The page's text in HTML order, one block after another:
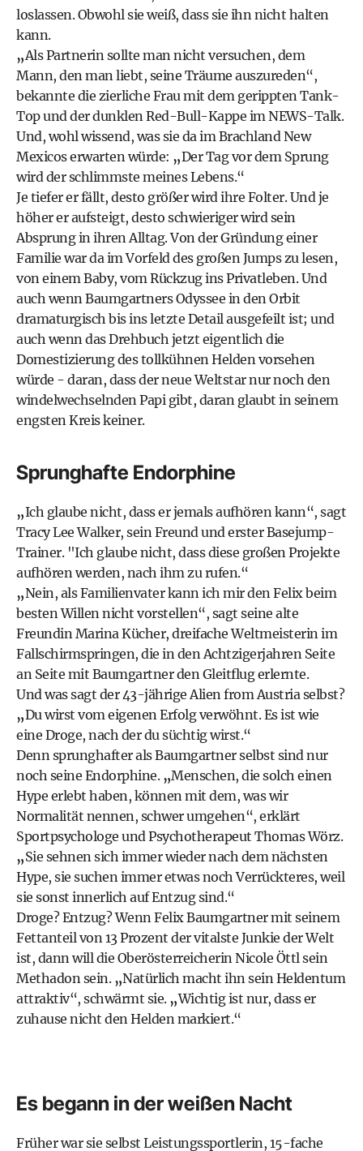
loslassen. Obwohl sie weiß, dass sie ihn nicht halten
kann.
„Als Partnerin sollte man nicht versuchen, dem
Mann, den man liebt, seine Träume auszureden“,
bekannte die zierliche Frau mit dem gerippten Tank-
Top und der dunklen Red-Bull-Kappe im NEWS-Talk.
Und, wohl wissend, was sie da im Brachland New
Mexicos erwarten würde: „Der Tag vor dem Sprung
wird der schlimmste meines Lebens.“
Je tiefer er fällt, desto größer wird ihre Folter. Und je
höher er aufsteigt, desto schwieriger wird sein
Absprung in ihren Alltag. Von der Gründung einer
Familie war da im Vorfeld des großen Jumps zu lesen,
von einem Baby, vom Rückzug ins Privatleben. Und
auch wenn Baumgartners Odyssee in den Orbit
dramaturgisch bis ins letzte Detail ausgefeilt ist; und
auch wenn das Drehbuch jetzt eigentlich die
Domestizierung des tollkühnen Helden vorsehen
würde - daran, dass der neue Weltstar nur noch den
windelwechselnden Papi gibt, daran glaubt in seinem
engsten Kreis keiner.
Sprunghafte Endorphine
„Ich glaube nicht, dass er jemals aufhören kann“, sagt
Tracy Lee Walker, sein Freund und erster Basejump-
Trainer. "Ich glaube nicht, dass diese großen Projekte
aufhören werden, nach ihm zu rufen.“
„Nein, als Familienvater kann ich mir den Felix beim
besten Willen nicht vorstellen“, sagt seine alte
Freundin Marina Kücher, dreifache Weltmeisterin im
Fallschirmspringen, die in den Achtzigerjahren Seite
an Seite mit Baumgartner den Gleitflug erlernte.
Und was sagt der 43-jährige Alien from Austria selbst?
„Du wirst vom eigenen Erfolg verwöhnt. Es ist wie
eine Droge, nach der du süchtig wirst.“
Denn sprunghafter als Baumgartner selbst sind nur
noch seine Endorphine. „Menschen, die solch einen
Hype erlebt haben, können mit dem, was wir
Normalität nennen, schwer umgehen“, erklärt
Sportpsychologe und Psychotherapeut Thomas Wörz.
„Sie sehnen sich immer wieder nach dem nächsten
Hype, sie suchen immer etwas noch Verrückteres, weil
sie sonst innerlich auf Entzug sind.“
Droge? Entzug? Wenn Felix Baumgartner mit seinem
Fettanteil von 13 Prozent der vitalste Junkie der Welt
ist, dann will die Oberösterreicherin Nicole Öttl sein
Methadon sein. „Natürlich macht ihn sein Heldentum
attraktiv“, schwärmt sie. „Wichtig ist nur, dass er
zuhause nicht den Helden markiert.“
Es begann in der weißen Nacht
Früher war sie selbst Leistungssportlerin, 15-fache